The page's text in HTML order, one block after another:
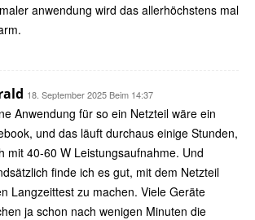
anwendung wird das allerhöchstens mal
18. September 2025 Beim 14:37
Anwendung für so ein Netzteil wäre ein
und das läuft durchaus einige Stunden,
mit 40-60 W Leistungsaufnahme. Und
finde ich es gut, mit dem Netzteil
Langzeittest zu machen. Viele Geräte
ja schon nach wenigen Minuten die